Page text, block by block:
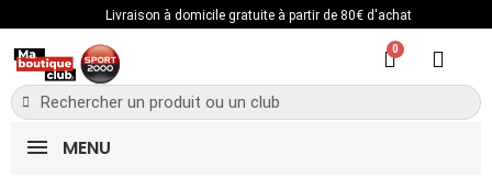
Livraison à domicile gratuite à partir de 80€ d'achat
MENU